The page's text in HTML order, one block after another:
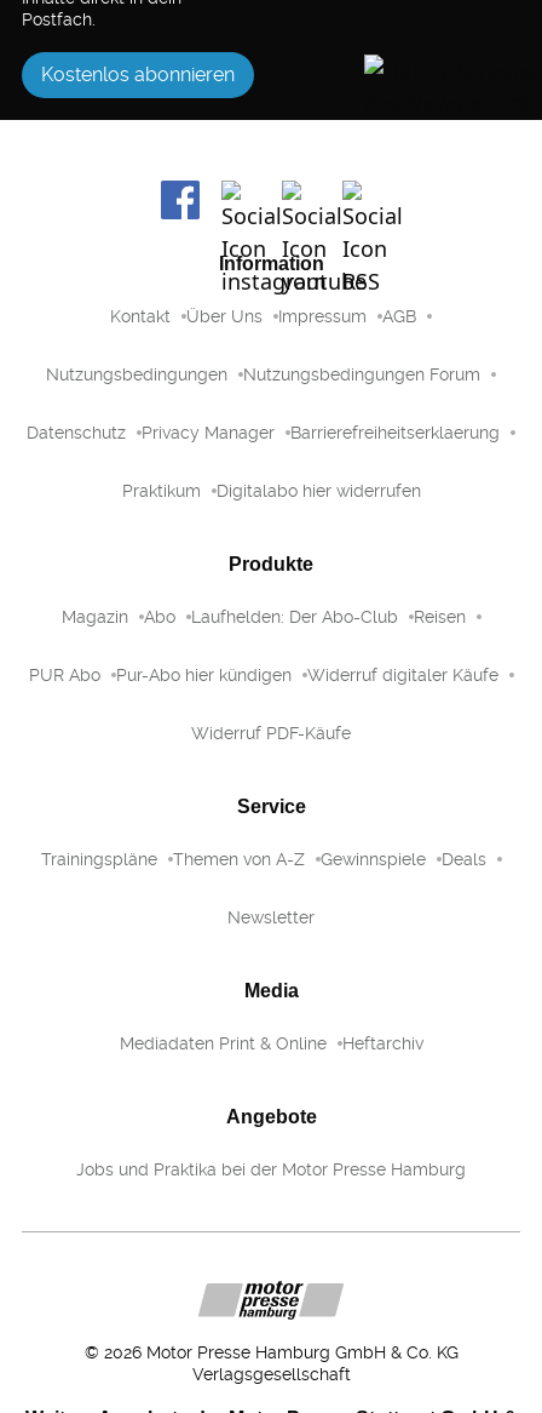
Postfach.
Kostenlos abonnieren
Information
Kontakt Über Uns Impressum AGB
Nutzungsbedingungen Nutzungsbedingungen Forum
Datenschutz Privacy Manager Barrierefreiheitserklaerung
Praktikum Digitalabo hier widerrufen
Produkte
Magazin Abo Laufhelden: Der Abo-Club Reisen
PUR Abo Pur-Abo hier kündigen Widerruf digitaler Käufe
Widerruf PDF-Käufe
Service
Trainingspläne Themen von A-Z Gewinnspiele Deals
Newsletter
Media
Mediadaten Print & Online Heftarchiv
Angebote
Jobs und Praktika bei der Motor Presse Hamburg
© 2026 Motor Presse Hamburg GmbH & Co. KG
Verlagsgesellschaft